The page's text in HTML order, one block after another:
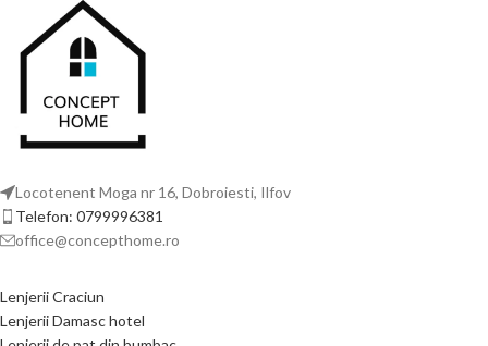
Locotenent Moga nr 16, Dobroiesti, Ilfov
Telefon: 0799996381
office@concepthome.ro
Lenjerii Craciun
Lenjerii Damasc hotel